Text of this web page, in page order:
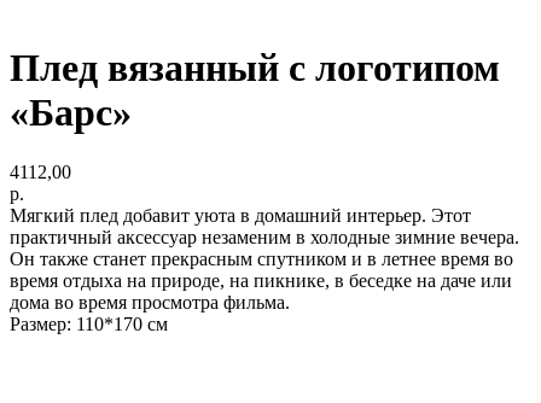
Плед вязанный с логотипом
«Барс»
4112,00
р.
Мягкий плед добавит уюта в домашний интерьер. Этот
практичный аксессуар незаменим в холодные зимние вечера.
Он также станет прекрасным спутником и в летнее время во
время отдыха на природе, на пикнике, в беседке на даче или
дома во время просмотра фильма.
Размер: 110*170 см